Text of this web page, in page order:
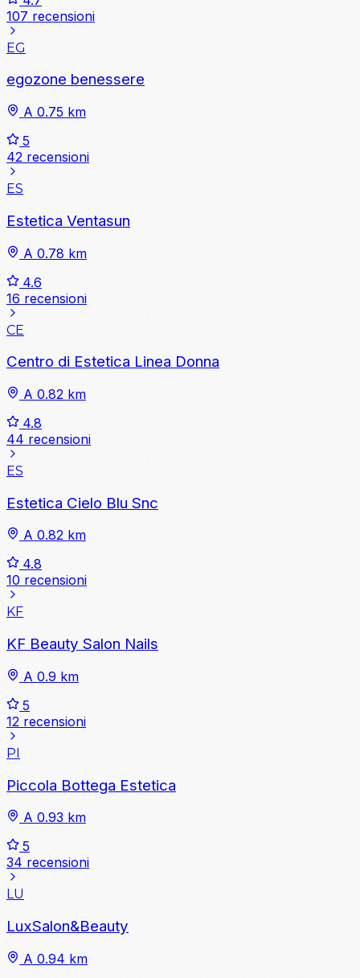
107 recensioni
EG
egozone benessere
A 0.75 km
5
42 recensioni
ES
Estetica Ventasun
A 0.78 km
4.6
16 recensioni
CE
Centro di Estetica Linea Donna
A 0.82 km
4.8
44 recensioni
ES
Estetica Cielo Blu Snc
A 0.82 km
4.8
10 recensioni
KF
KF Beauty Salon Nails
A 0.9 km
5
12 recensioni
PI
Piccola Bottega Estetica
A 0.93 km
5
34 recensioni
LU
LuxSalon&Beauty
A 0.94 km